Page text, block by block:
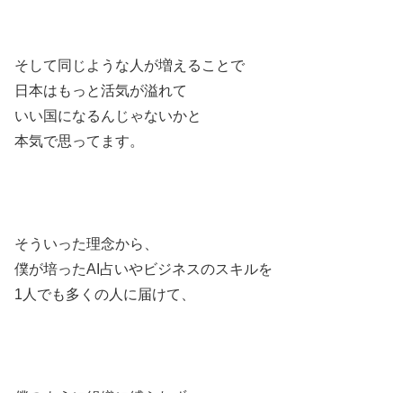
そして同じような人が増えることで
日本はもっと活気が溢れて
いい国になるんじゃないかと
本気で思ってます。
そういった理念から、
僕が培ったAI占いやビジネスのスキルを
1人でも多くの人に届けて、